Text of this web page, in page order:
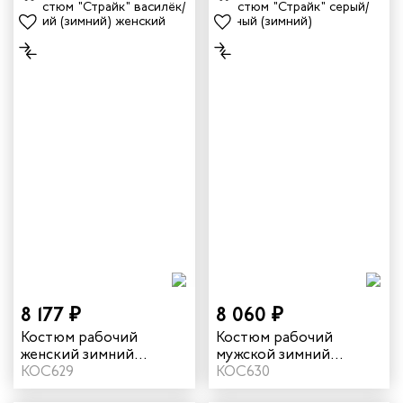
8 177 ₽
Костюм рабочий
женский зимний
"Страйк" цвет
василек/темно-синий
КОС629
8 060 ₽
Костюм рабочий
мужской зимний
"Страйк" цвет серый/
красный
КОС630